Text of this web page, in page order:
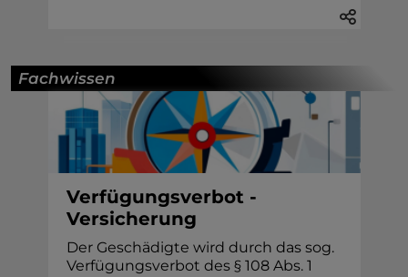
Fachwissen
Verfügungsverbot -
Versicherung
Der Geschädigte wird durch das sog.
Verfügungsverbot des § 108 Abs. 1